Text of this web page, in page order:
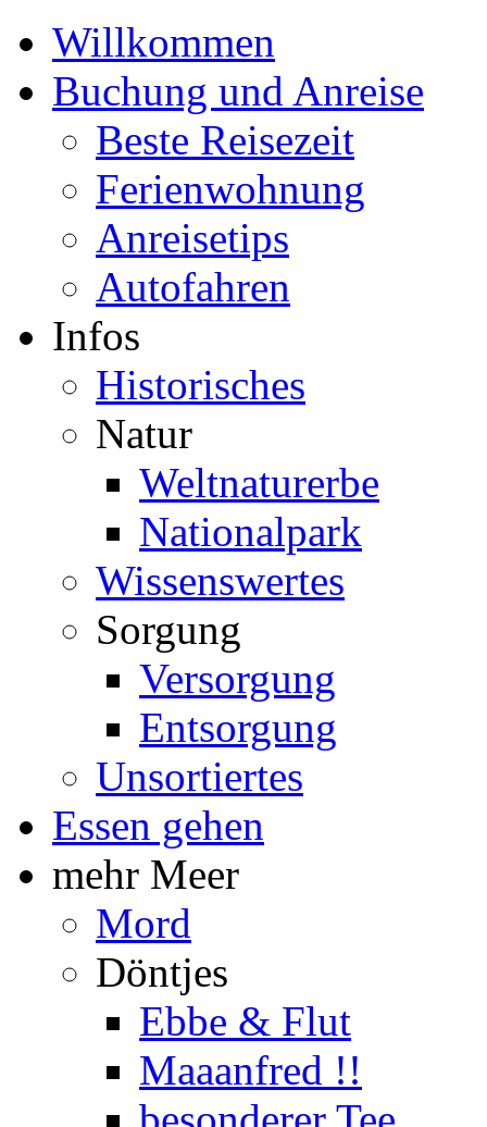
Willkommen
Buchung und Anreise
Beste Reisezeit
Ferienwohnung
Anreisetips
Autofahren
Infos
Historisches
Natur
Weltnaturerbe
Nationalpark
Wissenswertes
Sorgung
Versorgung
Entsorgung
Unsortiertes
Essen gehen
mehr Meer
Mord
Döntjes
Ebbe & Flut
Maaanfred !!